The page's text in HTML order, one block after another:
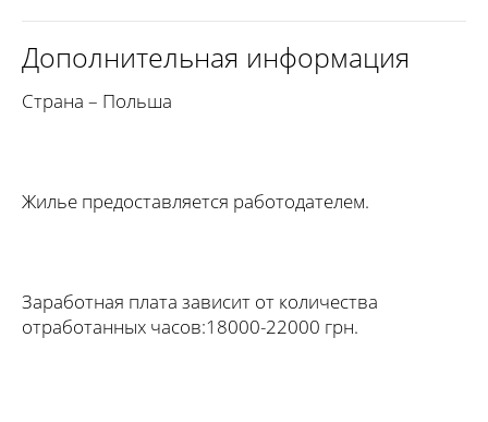
Дополнительная информация
Страна – Польша
Жилье предоставляется работодателем.
Заработная плата зависит от количества
отработанных часов:18000-22000 грн.